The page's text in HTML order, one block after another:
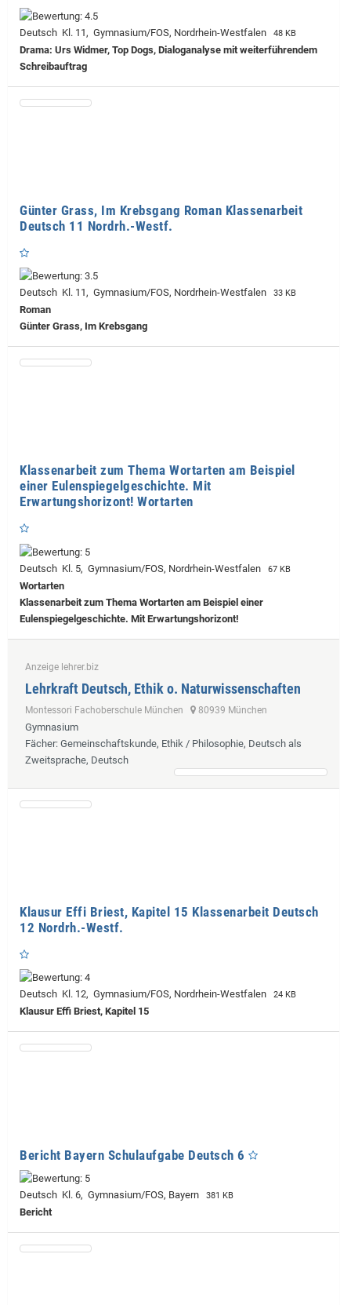
Deutsch Kl. 11, Gymnasium/FOS, Nordrhein-Westfalen 48 KB
Drama: Urs Widmer, Top Dogs, Dialoganalyse mit weiterführendem
Schreibauftrag
Günter Grass, Im Krebsgang Roman Klassenarbeit
Deutsch 11 Nordrh.-Westf.
Deutsch Kl. 11, Gymnasium/FOS, Nordrhein-Westfalen 33 KB
Roman
Günter Grass, Im Krebsgang
Klassenarbeit zum Thema Wortarten am Beispiel
einer Eulenspiegelgeschichte. Mit
Erwartungshorizont! Wortarten
Deutsch Kl. 5, Gymnasium/FOS, Nordrhein-Westfalen 67 KB
Wortarten
Klassenarbeit zum Thema Wortarten am Beispiel einer
Eulenspiegelgeschichte. Mit Erwartungshorizont!
Anzeige lehrer.biz
Lehrkraft Deutsch, Ethik o. Naturwissenschaften
Montessori Fachoberschule München 80939 München
Gymnasium
Fächer: Gemeinschaftskunde, Ethik / Philosophie, Deutsch als
Zweitsprache, Deutsch
Klausur Effi Briest, Kapitel 15 Klassenarbeit Deutsch
12 Nordrh.-Westf.
Deutsch Kl. 12, Gymnasium/FOS, Nordrhein-Westfalen 24 KB
Klausur Effi Briest, Kapitel 15
Bericht Bayern Schulaufgabe Deutsch 6
Deutsch Kl. 6, Gymnasium/FOS, Bayern 381 KB
Bericht